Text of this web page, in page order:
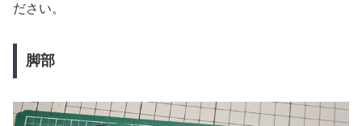
ださい。
脚部